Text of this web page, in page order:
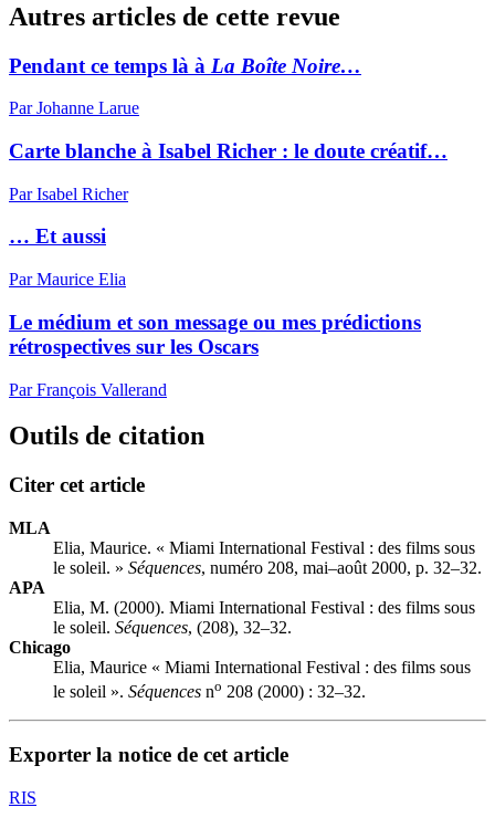
Autres articles de cette revue
Pendant ce temps là à La Boîte Noire…
Par Johanne Larue
Carte blanche à Isabel Richer : le doute créatif…
Par Isabel Richer
… Et aussi
Par Maurice Elia
Le médium et son message ou mes prédictions
rétrospectives sur les Oscars
Par François Vallerand
Outils de citation
Citer cet article
MLA
Elia, Maurice. « Miami International Festival : des films sous
le soleil. » Séquences, numéro 208, mai–août 2000, p. 32–32.
APA
Elia, M. (2000). Miami International Festival : des films sous
le soleil. Séquences, (208), 32–32.
Chicago
Elia, Maurice « Miami International Festival : des films sous
le soleil ». Séquences no 208 (2000) : 32–32.
Exporter la notice de cet article
RIS